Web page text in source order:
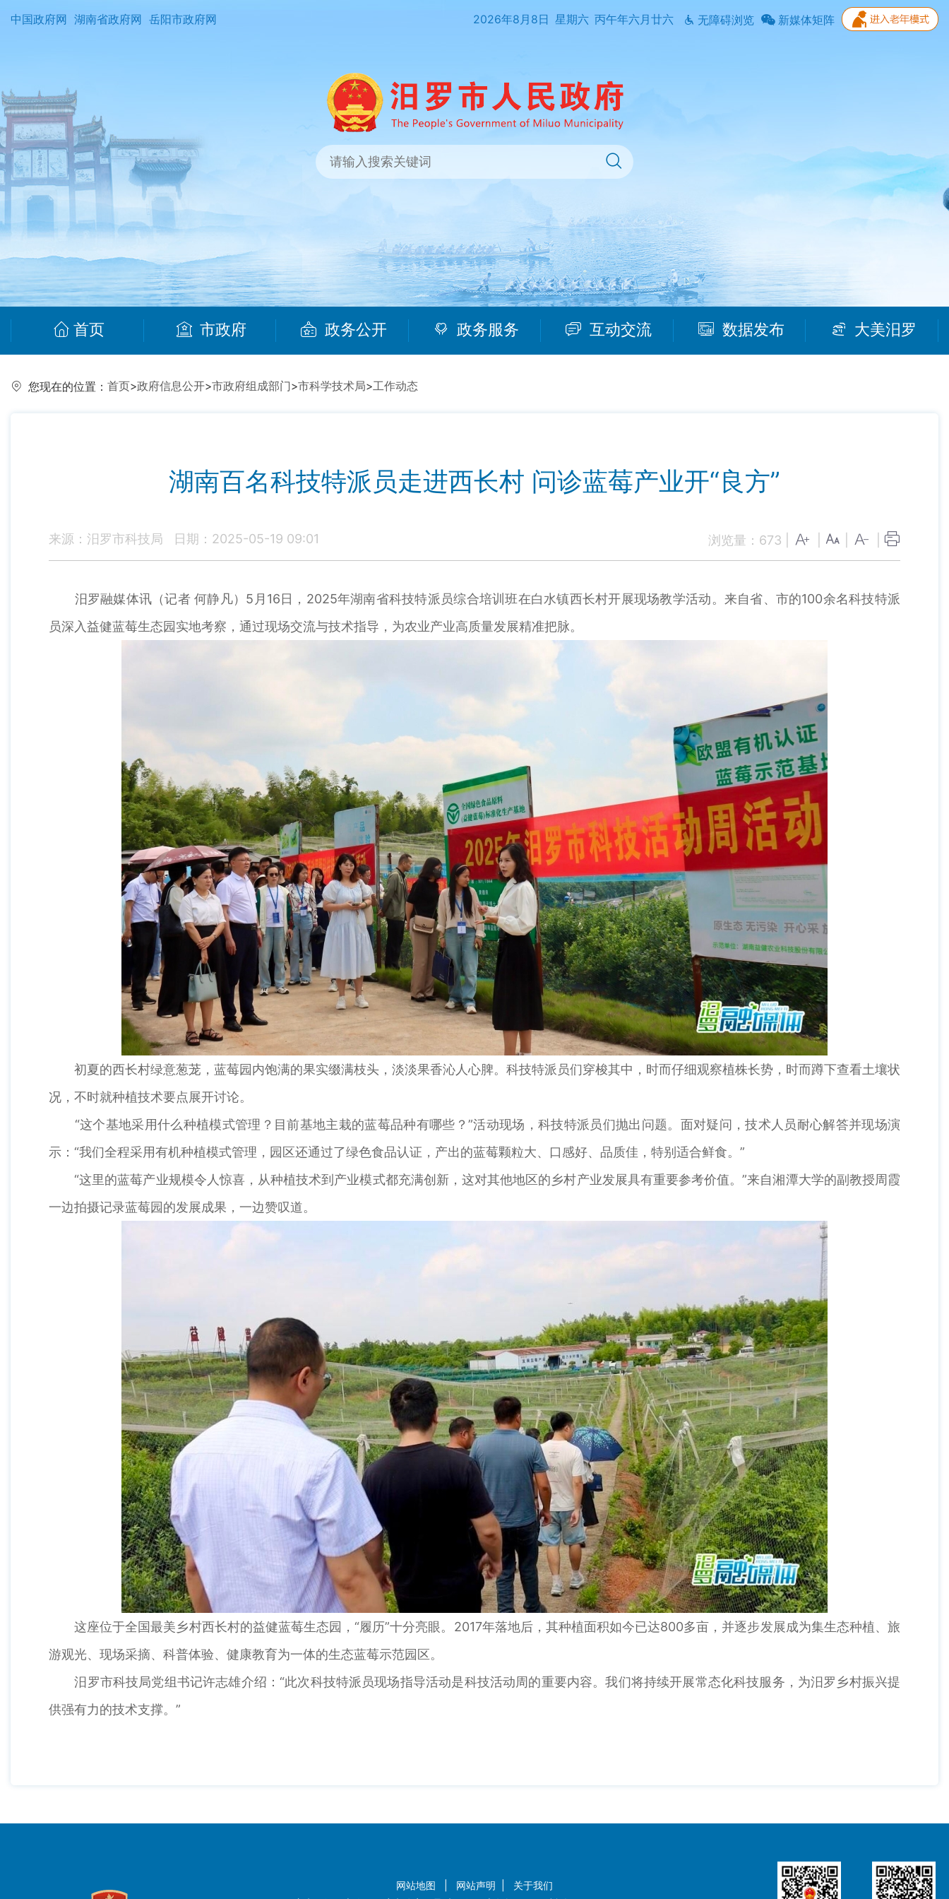
中国政府网 湖南省政府网 岳阳市政府网 2026年8月8日 星期六 丙午年六月廿六 无障碍浏览 新媒体矩阵
首页 市政府 政务公开 政务服务 互动交流 数据发布 大美汨罗
您现在的位置： 首页>政府信息公开>市政府组成部门>市科学技术局>工作动态
湖南百名科技特派员走进西长村 问诊蓝莓产业开“良方”
来源：汨罗市科技局 日期：2025-05-19 09:01 浏览量： 673
汨罗融媒体讯（记者 何静凡）5月16日，2025年湖南省科技特派员综合培训班在白水镇西长村开展现场教学活动。来自省、市的100余名科技特派
员深入益健蓝莓生态园实地考察，通过现场交流与技术指导，为农业产业高质量发展精准把脉。
初夏的西长村绿意葱茏，蓝莓园内饱满的果实缀满枝头，淡淡果香沁人心脾。科技特派员们穿梭其中，时而仔细观察植株长势，时而蹲下查看土壤状
况，不时就种植技术要点展开讨论。
“这个基地采用什么种植模式管理？目前基地主栽的蓝莓品种有哪些？”活动现场，科技特派员们抛出问题。面对疑问，技术人员耐心解答并现场演
示：“我们全程采用有机种植模式管理，园区还通过了绿色食品认证，产出的蓝莓颗粒大、口感好、品质佳，特别适合鲜食。”
“这里的蓝莓产业规模令人惊喜，从种植技术到产业模式都充满创新，这对其他地区的乡村产业发展具有重要参考价值。”来自湘潭大学的副教授周霞
一边拍摄记录蓝莓园的发展成果，一边赞叹道。
这座位于全国最美乡村西长村的益健蓝莓生态园，“履历”十分亮眼。2017年落地后，其种植面积如今已达800多亩，并逐步发展成为集生态种植、旅
游观光、现场采摘、科普体验、健康教育为一体的生态蓝莓示范园区。
汨罗市科技局党组书记许志雄介绍：“此次科技特派员现场指导活动是科技活动周的重要内容。我们将持续开展常态化科技服务，为汨罗乡村振兴提
供强有力的技术支撑。”
网站地图 网站声明
关于我们